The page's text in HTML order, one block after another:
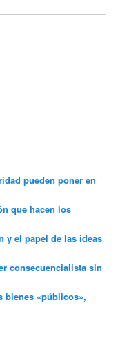
pueden poner en
que hacen los
y el papel de las ideas
consecuencialista sin
bienes «públicos»,